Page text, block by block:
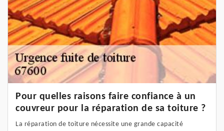
Pour quelles raisons faire confiance à un
couvreur pour la réparation de sa toiture ?
La réparation de toiture nécessite une grande capacité